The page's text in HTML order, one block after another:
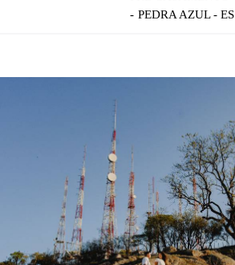
PEDRA AZUL - ES